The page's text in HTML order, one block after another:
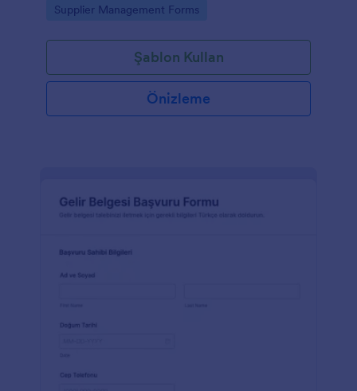
yardımcı olur.
Go to Category:
Supplier Management Forms
Şablon Kullan
Önizleme